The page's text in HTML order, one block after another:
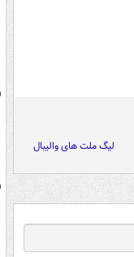
لیگ ملت های والیبال